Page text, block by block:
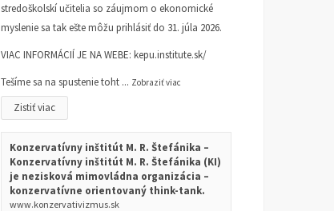
stredoškolskí učitelia so záujmom o ekonomické
myslenie sa tak ešte môžu prihlásiť do 31. júla 2026.
VIAC INFORMÁCIÍ JE NA WEBE: kepu.institute.sk/
Tešíme sa na spustenie toht ... Zobraziť viac
Zistiť viac
Konzervatívny inštitút M. R. Štefánika –
Konzervatívny inštitút M. R. Štefánika (KI)
je nezisková mimovládna organizácia –
konzervatívne orientovaný think-tank.
www.konzervativizmus.sk